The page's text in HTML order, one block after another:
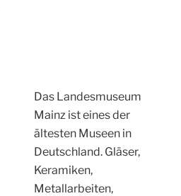
Das Landesmuseum
Mainz ist eines der
ältesten Museen in
Deutschland. Gläser,
Keramiken,
Metallarbeiten,